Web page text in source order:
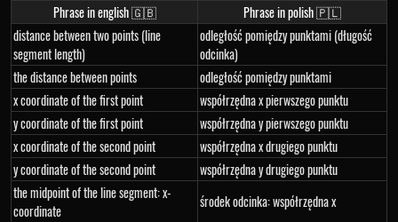
Phrase in english 🇬🇧
Phrase in polish 🇵🇱
distance between two points (line
segment length)
odległość pomiędzy punktami (długość
odcinka)
the distance between points
odległość pomiędzy punktami
x coordinate of the first point
współrzędna x pierwszego punktu
y coordinate of the first point
współrzędna y pierwszego punktu
x coordinate of the second point
współrzędna x drugiego punktu
y coordinate of the second point
współrzędna y drugiego punktu
the midpoint of the line segment: x-
coordinate
środek odcinka: współrzędna x